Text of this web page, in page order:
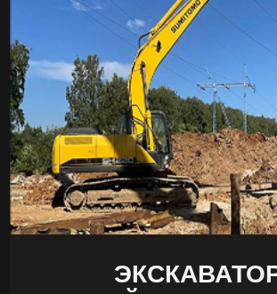
Заказать
Подробнее
ЭКСКАВАТОР
С ГРЕЙФЕРОМ-УДОЧКА
от 32 000,00 руб./смена